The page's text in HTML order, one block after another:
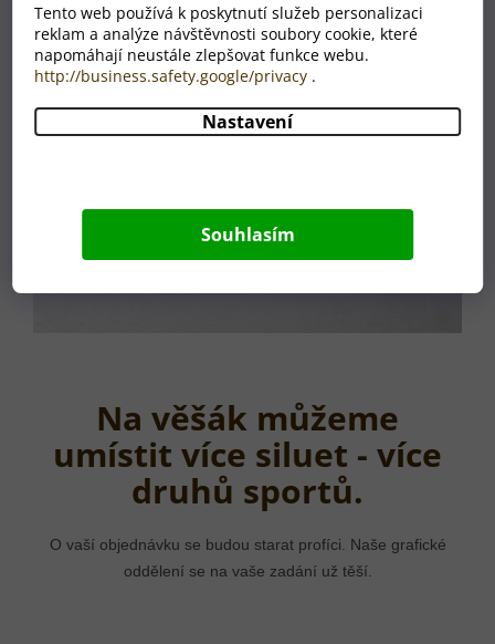
Tento web používá k poskytnutí služeb personalizaci
reklam a analýze návštěvnosti soubory cookie, které
napomáhají neustále zlepšovat funkce webu.
http://business.safety.google/privacy .
Nastavení
Souhlasím
Na věšák můžeme
umístit více siluet - více
druhů sportů.
O vaší objednávku se budou starat profíci. Naše grafické
oddělení se na vaše zadání už těší.